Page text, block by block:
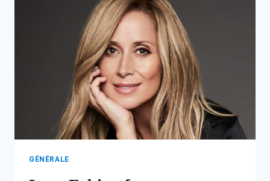
QUE
VOUS
DEVEZ
SAVOIR
GÉNÉRALE